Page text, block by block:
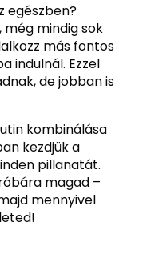
egészben?
mindig sok
más fontos
indulnál. Ezzel
de jobban is
kombinálása
kezdjük a
pillanatát.
magad –
mennyivel